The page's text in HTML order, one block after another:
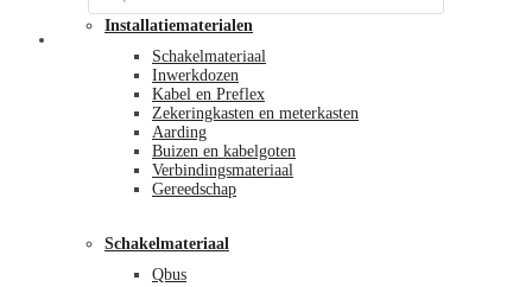
Installatiematerialen
Schakelmateriaal
Inwerkdozen
Kabel en Preflex
Zekeringkasten en meterkasten
Aarding
Buizen en kabelgoten
Verbindingsmateriaal
Gereedschap
Schakelmateriaal
Qbus